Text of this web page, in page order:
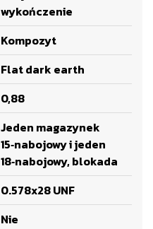
wykończenie
Kompozyt
Flat dark earth
0,88
Jeden magazynek
15‑nabojowy i jeden
18‑nabojowy, blokada
0.578x28 UNF
Nie